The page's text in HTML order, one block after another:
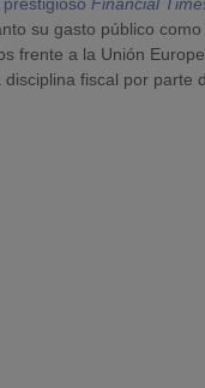
su gasto público como
frente a la Unión
fiscal por parte